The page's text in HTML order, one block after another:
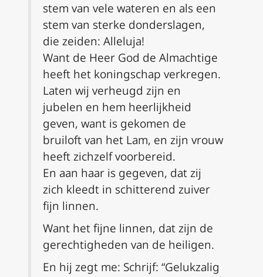
stem van vele wateren en als een
stem van sterke donderslagen,
die zeiden: Alleluja!
Want de Heer God de Almachtige
heeft het koningschap verkregen.
Laten wij verheugd zijn en
jubelen en hem heerlijkheid
geven, want is gekomen de
bruiloft van het Lam, en zijn vrouw
heeft zichzelf voorbereid.
En aan haar is gegeven, dat zij
zich kleedt in schitterend zuiver
fijn linnen.
Want het fijne linnen, dat zijn de
gerechtigheden van de heiligen.
En hij zegt me: Schrijf: “Gelukzalig